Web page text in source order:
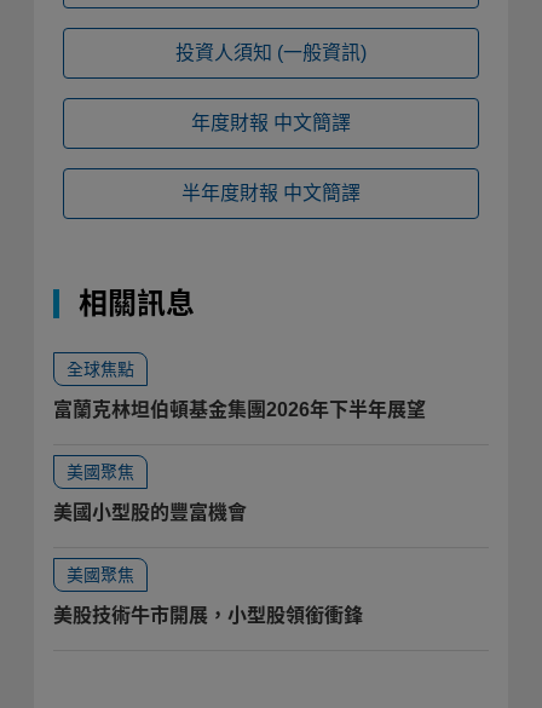
投資人須知 (一般資訊)
年度財報 中文簡譯
半年度財報 中文簡譯
相關訊息
全球焦點
富蘭克林坦伯頓基金集團2026年下半年展望
美國聚焦
美國小型股的豐富機會
美國聚焦
美股技術牛市開展，小型股領銜衝鋒